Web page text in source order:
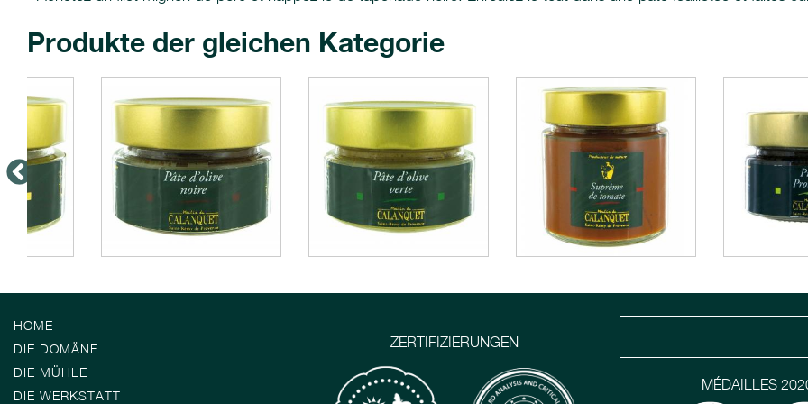
Produkte der gleichen Kategorie
HOME
DIE DOMÄNE
DIE MÜHLE
DIE WERKSTATT
ZERTIFIZIERUNGEN
MÉDAILLES